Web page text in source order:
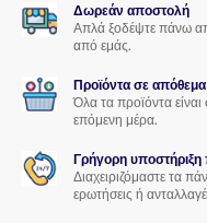
Δωρεάν αποστολή
Απλά ξοδέψτε πάνω
από εμάς.
Προϊόντα σε απόθεμα
Όλα τα προϊόντα
επόμενη μέρα.
Γρήγορη
Διαχειριζόμαστε τα
ερωτήσεις ή